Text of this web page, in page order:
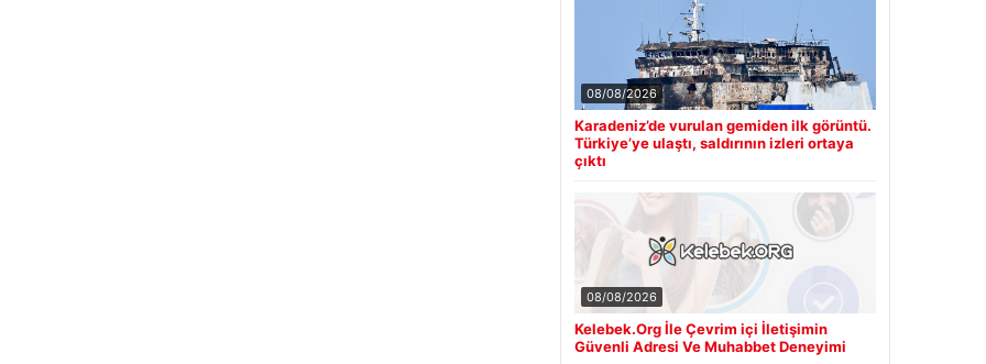
08/08/2026
Karadeniz’de vurulan gemiden ilk görüntü.
Türkiye’ye ulaştı, saldırının izleri ortaya
çıktı
08/08/2026
Kelebek.Org İle Çevrim içi İletişimin
Güvenli Adresi Ve Muhabbet Deneyimi